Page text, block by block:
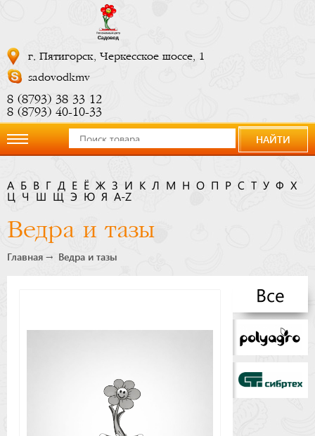
г. Пятигорск, Черкесское шоссе, 1
sadovodkmv
8 (8793) 38 33 12
8 (8793) 40-10-33
компании
Новости
Бренды
НАЙТИ
А Б В Г Д Е Ё Ж З И К Л М Н О П Р С Т У Ф
Х
Ч Э Ю Я A-Z
Ведра и тазы
Главная Ведра и тазы
Все